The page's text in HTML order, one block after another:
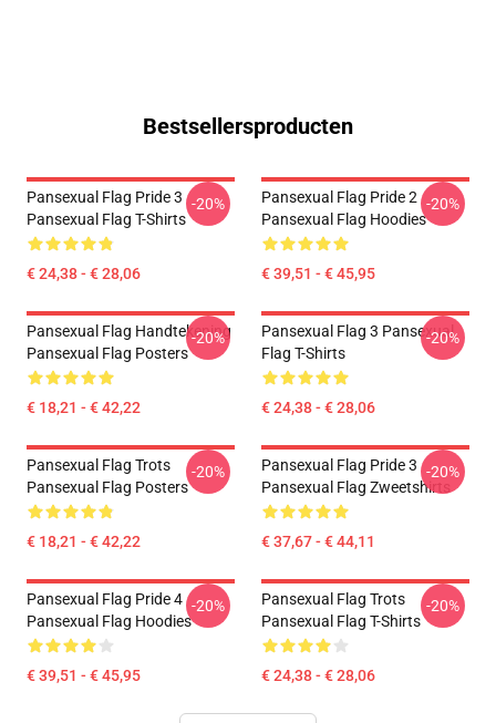
Bestsellersproducten
Pansexual Flag Pride 3
Pansexual Flag T-Shirts
€ 24,38 - € 28,06
-20%
Pansexual Flag Pride 2
Pansexual Flag Hoodies
€ 39,51 - € 45,95
-20%
Pansexual Flag Handtekening
Pansexual Flag Posters
€ 18,21 - € 42,22
-20%
Pansexual Flag 3 Pansexual
Flag T-Shirts
€ 24,38 - € 28,06
-20%
Pansexual Flag Trots
Pansexual Flag Posters
€ 18,21 - € 42,22
-20%
Pansexual Flag Pride 3
Pansexual Flag Zweetshirts
€ 37,67 - € 44,11
-20%
Pansexual Flag Pride 4
Pansexual Flag Hoodies
€ 39,51 - € 45,95
-20%
Pansexual Flag Trots
Pansexual Flag T-Shirts
€ 24,38 - € 28,06
-20%